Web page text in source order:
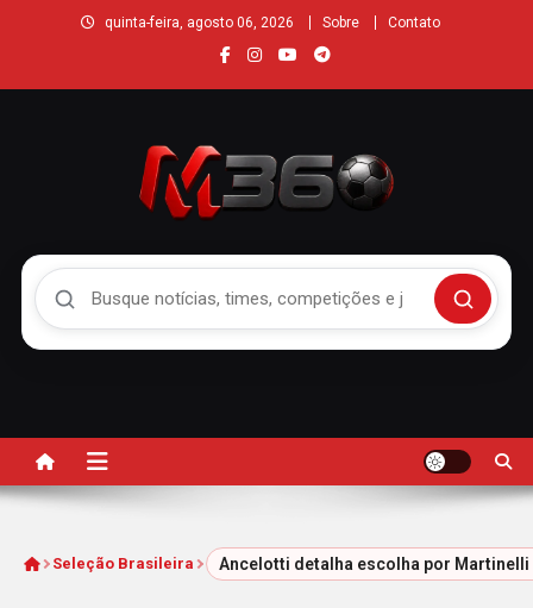
quinta-feira, agosto 06, 2026 Sobre Contato
Buscar
InícioSeleção Brasileira Ancelotti detalha escolha por